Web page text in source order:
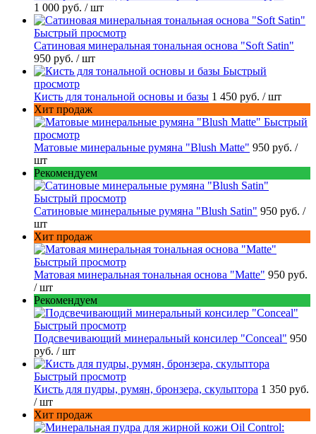
1 000 руб. / шт
Быстрый просмотр
Сатиновая минеральная тональная основа "Soft Satin"
950 руб. / шт
Быстрый
просмотр
Кисть для тональной основы и базы 1 450 руб. / шт
Хит продаж
Быстрый
просмотр
Матовые минеральные румяна "Blush Matte" 950 руб. /
шт
Рекомендуем
Быстрый просмотр
Сатиновые минеральные румяна "Blush Satin" 950 руб. /
шт
Хит продаж
Быстрый просмотр
Матовая минеральная тональная основа "Matte" 950 руб.
/ шт
Рекомендуем
Быстрый просмотр
Подсвечивающий минеральный консилер "Conceal" 950
руб. / шт
Быстрый просмотр
Кисть для пудры, румян, бронзера, скульптора 1 350 руб.
/ шт
Хит продаж